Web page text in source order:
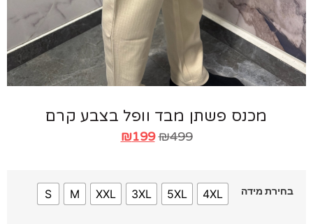
מכנס פשתן מבד וופל בצבע קרם
₪
₪199
מידה 4XL
5XL
3XL
XXL
M
S